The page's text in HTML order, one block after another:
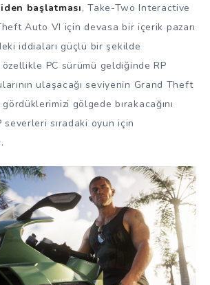
başlatması, Take-Two Interactive
Auto VI için devasa bir içerik pazarı
iddiaları güçlü bir şekilde
PC sürümü geldiğinde RP
ulaşacağı seviyenin Grand Theft
gölgede bırakacağını
severleri sıradaki oyun için